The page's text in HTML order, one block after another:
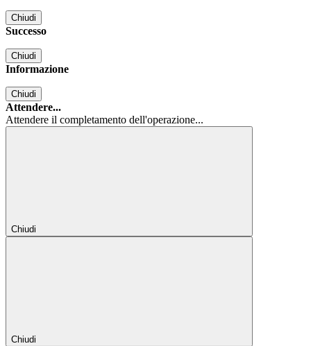
Chiudi
Successo
Chiudi
Informazione
Chiudi
Attendere...
Attendere il completamento dell'operazione...
Chiudi
Chiudi